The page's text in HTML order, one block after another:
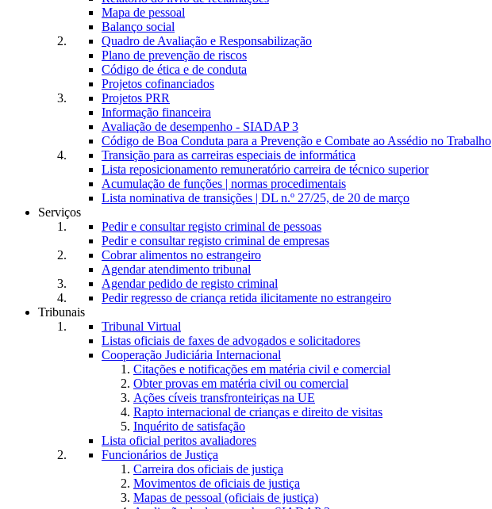
Mapa de pessoal
Balanço social
Quadro de Avaliação e Responsabilização
Plano de prevenção de riscos
Código de ética e de conduta
Projetos cofinanciados
Projetos PRR
Informação financeira
Avaliação de desempenho - SIADAP 3
Código de Boa Conduta para a Prevenção e Combate ao Assédio no Trabalho
Transição para as carreiras especiais de informática
Lista reposicionamento remuneratório carreira de técnico superior
Acumulação de funções | normas procedimentais
Lista nominativa de transições | DL n.º 27/25, de 20 de março
Serviços
Pedir e consultar registo criminal de pessoas
Pedir e consultar registo criminal de empresas
Cobrar alimentos no estrangeiro
Agendar atendimento tribunal
Agendar pedido de registo criminal
Pedir regresso de criança retida ilicitamente no estrangeiro
Tribunais
Tribunal Virtual
Listas oficiais de faxes de advogados e solicitadores
Cooperação Judiciária Internacional
Citações e notificações em matéria civil e comercial
Obter provas em matéria civil ou comercial
Ações cíveis transfronteiriças na UE
Rapto internacional de crianças e direito de visitas
Inquérito de satisfação
Lista oficial peritos avaliadores
Funcionários de Justiça
Carreira dos oficiais de justiça
Movimentos de oficiais de justiça
Mapas de pessoal (oficiais de justiça)